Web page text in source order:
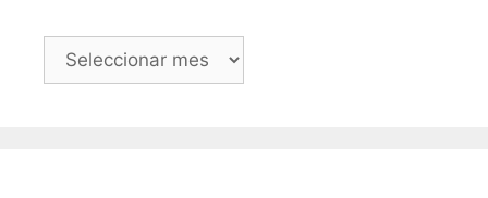
arquivo,
mes